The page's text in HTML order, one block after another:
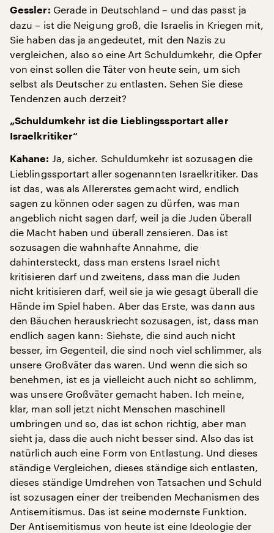
Gessler: Gerade in Deutschland – und das passt ja
dazu – ist die Neigung groß, die Israelis in Kriegen mit,
Sie haben das ja angedeutet, mit den Nazis zu
vergleichen, also so eine Art Schuldumkehr, die Opfer
von einst sollen die Täter von heute sein, um sich
selbst als Deutscher zu entlasten. Sehen Sie diese
Tendenzen auch derzeit?
„Schuldumkehr ist die Lieblingssportart aller
Israelkritiker“
Kahane: Ja, sicher. Schuldumkehr ist sozusagen die
Lieblingssportart aller sogenannten Israelkritiker. Das
ist das, was als Allererstes gemacht wird, endlich
sagen zu können oder sagen zu dürfen, was man
angeblich nicht sagen darf, weil ja die Juden überall
die Macht haben und überall zensieren. Das ist
sozusagen die wahnhafte Annahme, die
dahintersteckt, dass man erstens Israel nicht
kritisieren darf und zweitens, dass man die Juden
nicht kritisieren darf, weil sie ja wie gesagt überall die
Hände im Spiel haben. Aber das Erste, was dann aus
den Bäuchen herauskriecht sozusagen, ist, dass man
endlich sagen kann: Siehste, die sind auch nicht
besser, im Gegenteil, die sind noch viel schlimmer, als
unsere Großväter das waren. Und wenn die sich so
benehmen, ist es ja vielleicht auch nicht so schlimm,
was unsere Großväter gemacht haben. Ich meine,
klar, man soll jetzt nicht Menschen maschinell
umbringen und so, das ist schon richtig, aber man
sieht ja, dass die auch nicht besser sind. Also das ist
natürlich auch eine Form von Entlastung. Und dieses
ständige Vergleichen, dieses ständige sich entlasten,
dieses ständige Umdrehen von Tatsachen und Schuld
ist sozusagen einer der treibenden Mechanismen des
Antisemitismus. Das ist seine modernste Funktion.
Der Antisemitismus von heute ist eine Ideologie der